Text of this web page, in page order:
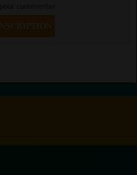
INSCRIPTION